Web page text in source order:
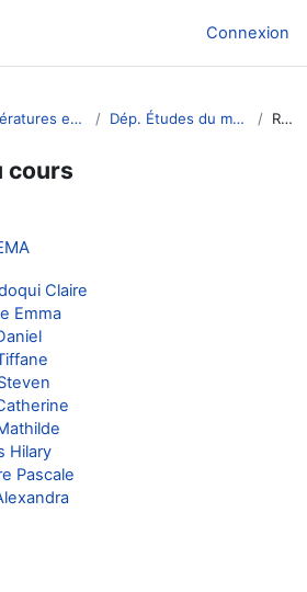
Connexion
UFR Langues, Littératures et Civilisations Étrangères Dép. Études du monde anglophone Résumé
cours
Claire
Emma
Hilary
Pascale